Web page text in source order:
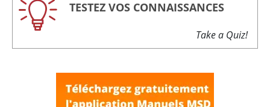
TESTEZ VOS CONNAISSANCES
Take a Quiz!